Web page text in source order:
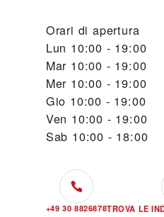
Orari di apertura
Lun 10:00 - 19:00
Mar 10:00 - 19:00
Mer 10:00 - 19:00
Gio 10:00 - 19:00
Ven 10:00 - 19:00
Sab 10:00 - 18:00
+49 30 8826878TROVA LE